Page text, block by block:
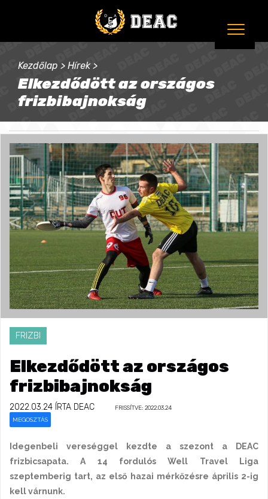
Kezdőlap > Hírek >
Elkezdődött az országos
frizbibajnokság
FRIZBI
Elkezdődött az országos
frizbibajnokság
2022.03.24 ÍRTA DEAC FRISSÍTVE: 2022.03.24
MEGOSZTÁS
Idegenbeli vereséggel kezdte a szezont a DEAC
frizbicsapata. A 14 fordulós Well Travel Liga
szeptemberig tart, az első hazai mérkőzésre április 2-ig
kell várnunk.